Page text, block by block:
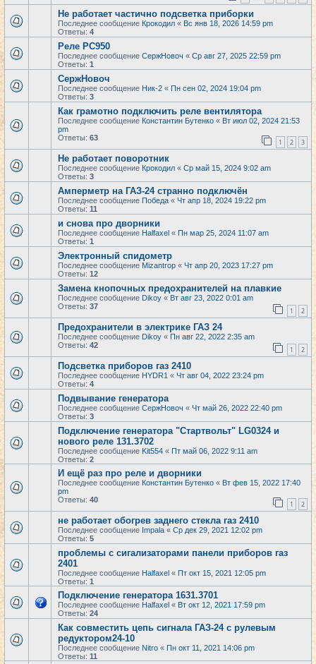
Не работает частично подсветка приборки
Последнее сообщение Крокодил « Вс янв 18, 2026 14:59 pm
Ответы: 4
Реле РС950
Последнее сообщение СержНовоч « Ср авг 27, 2025 22:59 pm
Ответы: 1
СержНовоч
Последнее сообщение Ник-2 « Пн сен 02, 2024 19:04 pm
Ответы: 3
Как грамотно подключить реле вентилятора
Последнее сообщение Константин Бутенко « Вт июл 02, 2024 21:53
pm
Ответы: 63 1 2 3
Не работает поворотник
Последнее сообщение Крокодил « Ср май 15, 2024 9:02 am
Ответы: 3
Амперметр на ГАЗ-24 странно подключён
Последнее сообщение Победа « Чт апр 18, 2024 19:22 pm
Ответы: 11
и снова про дворники
Последнее сообщение Halfaxel « Пн мар 25, 2024 11:07 am
Ответы: 1
Электронный спидометр
Последнее сообщение Mizantrop « Чт апр 20, 2023 17:27 pm
Ответы: 12
Замена кнопочных предохранителей на плавкие
Последнее сообщение Dikoy « Вт авг 23, 2022 0:01 am
Ответы: 37 1 2
Предохранители в электрике ГАЗ 24
Последнее сообщение Dikoy « Пн авг 22, 2022 2:35 am
Ответы: 42 1 2
Подсветка приборов газ 2410
Последнее сообщение HYDR1 « Чт авг 04, 2022 23:24 pm
Ответы: 4
Подвывание генератора
Последнее сообщение СержНовоч « Чт май 26, 2022 22:40 pm
Ответы: 3
Подключение генератора "Cтартвольт" LG0324 и
нового реле 131.3702
Последнее сообщение Kit554 « Пт май 06, 2022 9:11 am
Ответы: 2
И ещё раз про реле и дворники
Последнее сообщение Константин Бутенко « Вт фев 15, 2022 17:40
pm
Ответы: 40 1 2
не работает обогрев заднего стекла газ 2410
Последнее сообщение Impala « Ср дек 29, 2021 12:02 pm
Ответы: 5
проблемы с сигализаторами панели приборов газ
2401
Последнее сообщение Halfaxel « Пт окт 15, 2021 12:05 pm
Ответы: 1
Подключение генератора 1631.3701
Последнее сообщение Halfaxel « Вт окт 12, 2021 17:59 pm
Ответы: 24
Как совместить цепь сигнала ГАЗ-24 с рулевым
редуктором24-10
Последнее сообщение Nitro « Пн окт 11, 2021 14:06 pm
Ответы: 11